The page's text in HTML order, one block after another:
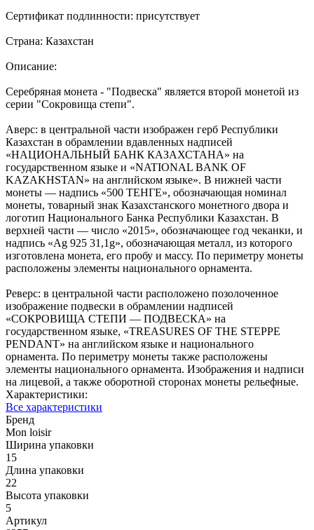
Сертификат подлинности: присутствует
Страна: Казахстан
Описание:
Серебряная монета - "Подвеска" является второй монетой из
серии "Сокровища степи".
Аверс: в центральной части изображен герб Республики
Казахстан в обрамлении вдавленных надписей
«НАЦИОНАЛЬНЫЙ БАНК КАЗАХСТАНА» на
государственном языке и «NATIONAL BANK OF
KAZAKHSTAN» на английском языке». В нижней части
монеты — надпись «500 ТЕНГЕ», обозначающая номинал
монеты, товарный знак Казахстанского монетного двора и
логотип Национального Банка Республики Казахстан. В
верхней части — число «2015», обозначающее год чеканки, и
надпись «Ag 925 31,1g», обозначающая металл, из которого
изготовлена монета, его пробу и массу. По периметру монеты
расположены элементы национального орнамента.
Реверс: в центральной части расположено позолоченное
изображение подвески в обрамлении надписей
«СОКРОВИЩА СТЕПИ — ПОДВЕСКА» на
государственном языке, «TREASURES OF THE STEPPE
PENDANT» на английском языке и национального
орнамента. По периметру монеты также расположены
элементы национального орнамента. Изображения и надписи
на лицевой, а также оборотной сторонах монеты рельефные.
Характеристики:
Все характеристики
Бренд
Mon loisir
Ширина упаковки
15
Длина упаковки
22
Высота упаковки
5
Артикул